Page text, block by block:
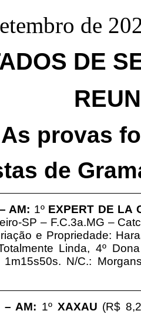
de
DE
As provas
de
AM: 1º EXPERT DE LA
SP – F.C.3a.MG –
e Propriedade:
Linda, 4º
N/C.:
– AM: 1º XAXAU (R$